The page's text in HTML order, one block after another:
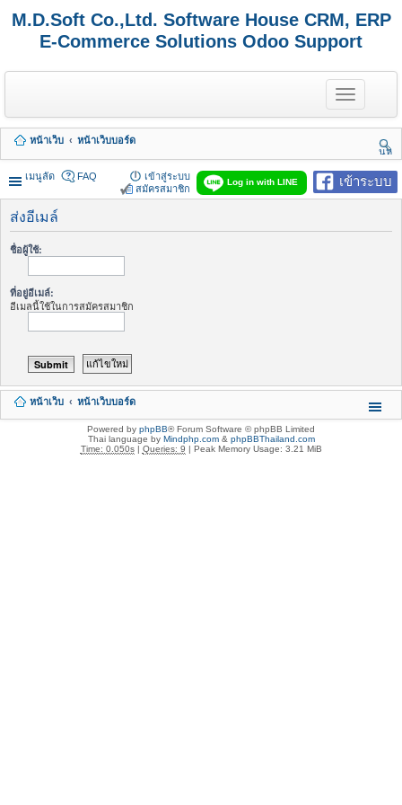
M.D.Soft Co.,Ltd. Software House CRM, ERP
E-Commerce Solutions Odoo Support
T
o
g
e
n
a
v
g
หน้าเว็บ
หน้าเว็บบอร์ด
นห
า
เมนูลัด
เข้าระบบ
Log in with LINE
FAQ
เข้าสู่ระบบ
สมัครสมาชิก
ส่งอีเมล์
ชื่อผู้ใช้:
ที่อยู่อีเมล์:
อีเมลนี้ใช้ในการสมัครสมาชิก
หน้าเว็บ หน้าเว็บบอร์ด
Powered by phpBB® Forum Software © phpBB Limited
Thai language by Mindphp.com& phpBBThailand.com
Time: 0.050s| Queries: 9 | Peak Memory Usage: 3.21 MiB